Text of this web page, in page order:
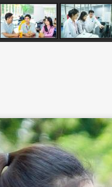
Trở lại